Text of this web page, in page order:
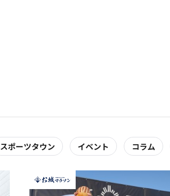
スポーツタウン イベント コラム